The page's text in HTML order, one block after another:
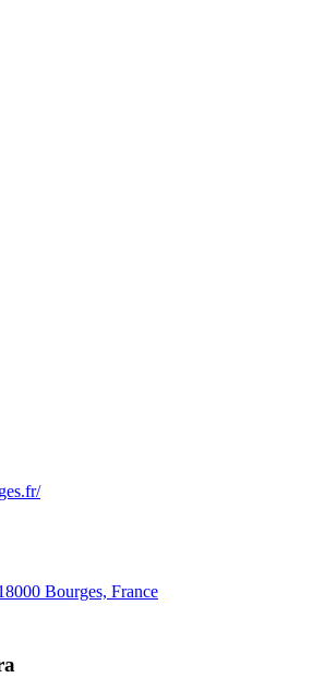
Bourges, France